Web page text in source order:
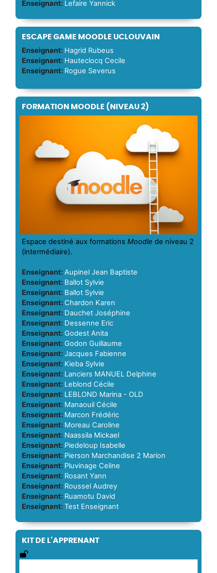
Enseignant: Lefaire Yannick
ESCAPE GAME MOODLE UCLOUVAIN
Enseignant: Hagrid Rubeus
Enseignant: Hauteclocq Cecile
Enseignant: Rogue Severus
FORMATION MOODLE (NIVEAU 2)
Espace destiné aux formations Moodle de niveau 2
(intermédiaire).
Enseignant:Aupinel Jean Baptiste
Enseignant: Ballot Sylvie
Enseignant: Ballot Sylvie
Enseignant: Chardon Karen
Enseignant: Dauchet Joséphine
Enseignant: Dessenne Eric
Enseignant: Godest Anita
Enseignant: Godon Guillaume
Enseignant:Jacques Fabienne
Enseignant: Kieba Sylvie
Enseignant: Lanciers MANUEL Delphine
Enseignant: Leblond Cécile
Enseignant: LEBLOND Marina - OLD
Enseignant: Manaouil Cécile
Enseignant: Marcon Frédéric
Enseignant: Moreau Caroline
Enseignant: Naassila Mickael
Enseignant: Piedeloup Isabelle
Enseignant: Pierson Marchandise 2 Marion
Enseignant: Pluvinage Celine
Enseignant: Rosant Yann
Enseignant: Roussel Audrey
Enseignant: Ruamotu David
Enseignant:Test Enseignant
KIT DE L'APPRENANT